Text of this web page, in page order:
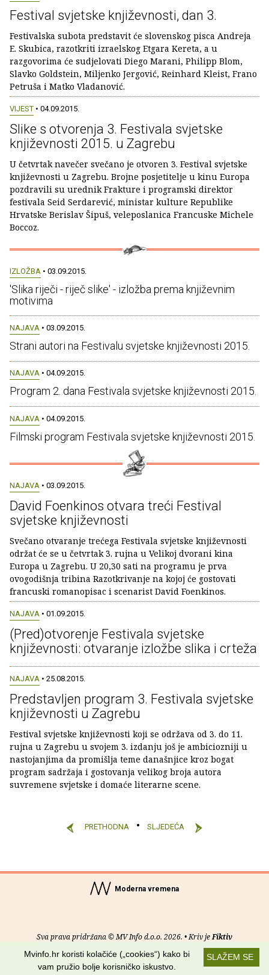
Festival svjetske književnosti, dan 3.
Festivalska subota predstavit će slovenskog pisca Andreja
E. Skubica, razotkriti izraelskog Etgara Kereta, a u
razgovorima će sudjelovati Diego Marani, Philipp Blom,
Slavko Goldstein, Miljenko Jergović, Reinhard Kleist, Frano
Petruša i Matko Vladanović.
VIJEST • 04.09.2015.
Slike s otvorenja 3. Festivala svjetske
književnosti 2015. u Zagrebu
U četvrtak navečer svečano je otvoren 3. Festival svjetske
književnosti u Zagrebu. Brojne posjetitelje u kinu Europa
pozdravili su urednik Frakture i programski direktor
festivala Seid Serdarević, ministar kulture Republike
Hrvatske Berislav Šipuš, veleposlanica Francuske Michele
Boccoz.
IZLOŽBA • 03.09.2015.
'Slika riječi - riječ slike' - izložba prema književnim
motivima
NAJAVA • 03.09.2015.
Strani autori na Festivalu svjetske književnosti 2015.
NAJAVA • 04.09.2015.
Program 2. dana Festivala svjetske književnosti 2015.
NAJAVA • 04.09.2015.
Filmski program Festivala svjetske književnosti 2015.
NAJAVA • 03.09.2015.
David Foenkinos otvara treći Festival
svjetske književnosti
Svečano otvaranje trećega Festivala svjetske književnosti
održat će se u četvrtak 3. rujna u Velikoj dvorani kina
Europa u Zagrebu. U 20,30 sati na programu je prva
ovogodišnja tribina Razotkrivanje na kojoj će gostovati
francuski romanopisac i scenarist David Foenkinos.
NAJAVA • 01.09.2015.
(Pred)otvorenje Festivala svjetske
književnosti: otvaranje izložbe slika i crteža
NAJAVA • 25.08.2015.
Predstavljen program 3. Festivala svjetske
književnosti u Zagrebu
Festival svjetske književnosti koji se održava od 3. do 11.
rujna u Zagrebu u svojem 3. izdanju još je ambiciozniji u
nastojanjima da promišlja teme današnjice kroz bogat
program sadržaja i gostovanja velikog broja autora
suvremene svjetske i domaće literarne scene.
PRETHODNA SLJEDEĆA
Moderna vremena
Sva prava pridržana © MV Info d.o.o. 2026. • Kriv jeFiktiv
Uvjeti korištenja RSS kanaliSLAŽEM SE
Mvinfo.hr koristi kolačiće („cookies“) kako bi
vam pružio bolje korisničko iskustvo.